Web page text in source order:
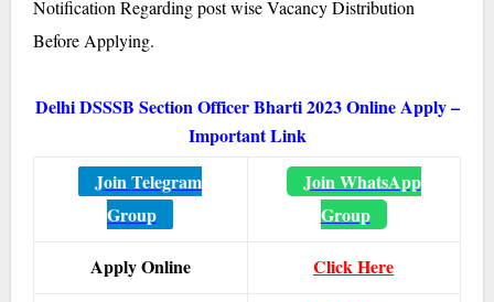
Notification Regarding post wise Vacancy Distribution
Before Applying.
Delhi DSSSB Section Officer Bharti 2023 Online Apply –
Important Link
Join Telegram
Group
Join WhatsApp
Group
Apply Online Click Here